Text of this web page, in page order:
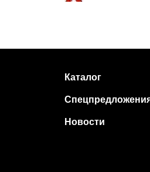
Каталог
Новости